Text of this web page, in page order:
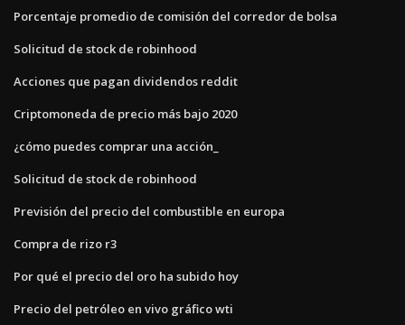
Porcentaje promedio de comisión del corredor de bolsa
Solicitud de stock de robinhood
Acciones que pagan dividendos reddit
Criptomoneda de precio más bajo 2020
¿cómo puedes comprar una acción_
Solicitud de stock de robinhood
Previsión del precio del combustible en europa
Compra de rizo r3
Por qué el precio del oro ha subido hoy
Precio del petróleo en vivo gráfico wti